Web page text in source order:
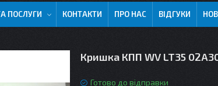
ПОСЛУГИ КОНТАКТИ ПРО НАС ВІДГУКИ
Кришка КПП WV LT35
Готово до відправки